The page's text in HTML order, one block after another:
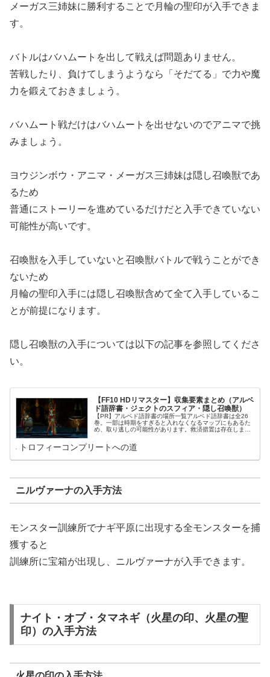
メーガス三姉妹に勝利することで月輪の聖印が入手できま
す。
バトルはバハムートを出して戦えば問題ありません。
苦戦したり、負けてしまうようなら「そだてる」で力や魔
力を鍛えておきましょう。
バハムート戦だけはバハムートを出せないのでアニマで挑
みましょう。
ヨウジンボウ・アニマ・メーガス三姉妹は隠し召喚獣であ
るため
普通にストーリーを進めているだけだと入手できていない
可能性が高いです。
召喚獣を入手していないと召喚獣バトルで戦うことができ
ないため
月輪の聖印入手には隠し召喚獣含めて全て入手しているこ
とが前提になります。
隠し召喚獣の入手については以下の記事を参照してくださ
い。
【FF10 HDリマスター】収集要素まとめ（アルベ
ド語辞書・ジェクトのスフィア・隠し召喚獣）
【PR】アルベド語辞書の場所一覧アルベド語辞書は全26
巻。一部は時期をすぎると入れなくなるマップにもあるた
め、取り逃しの可能性があります。救済措置は存在します
めていきましょう。また、一部巻...
トロフィーコンプリートへの道
ニルヴァーナの入手方法
モンスター訓練所でナギ平原に出現する全モンスターを捕
獲すると
訓練所に宝箱が出現し、ニルヴァーナが入手できます。
ナイト・オブ・タマネギ（火星の印、火星の聖
印）の入手方法